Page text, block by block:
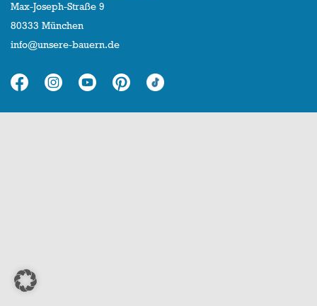
Max-Joseph-Straße 9
80333 München
info@unsere-bauern.de